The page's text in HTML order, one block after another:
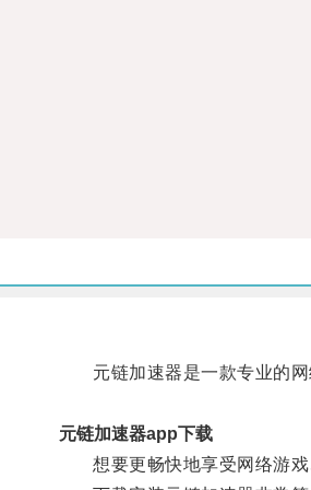
元链加速器是一款专业的网
元链加速器app下载
想要更畅快地享受网络游戏